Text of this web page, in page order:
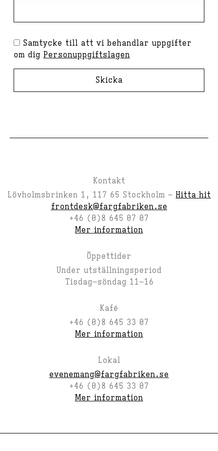
Samtycke till att vi behandlar uppgifter
om dig Personuppgiftslagen
Skicka
Kontakt
Lövholmsbrinken 1, 117 65 Stockholm – Hitta hit
frontdesk@fargfabriken.se
+46 (0)8 645 07 07
Mer information
Öppettider
Under utställningsperiod
Tisdag–söndag 11–16
Kafé
+46 (0)8 645 33 07
Mer information
Lokal
evenemang@fargfabriken.se
+46 (0)8 645 33 07
Mer information